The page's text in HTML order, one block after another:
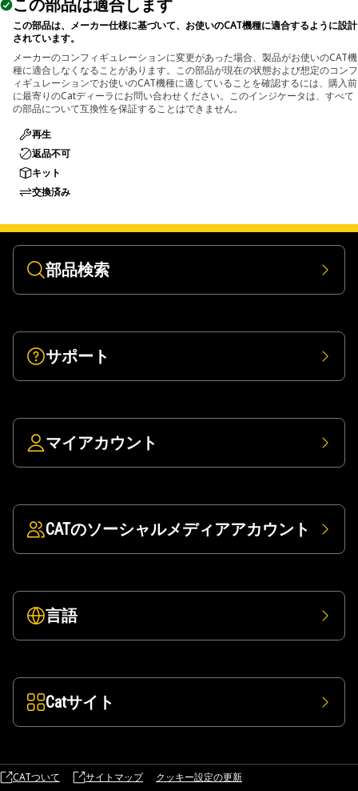
この部品は適合します
この部品は、メーカー仕様に基づいて、お使いのCAT機種に適合するように設計
されています。
メーカーのコンフィギュレーションに変更があった場合、製品がお使いのCAT機
種に適合しなくなることがあります。この部品が現在の状態および想定のコンフ
ィギュレーションでお使いのCAT機種に適していることを確認するには、購入前
に最寄りのCatディーラにお問い合わせください。このインジケータは、すべて
の部品について互換性を保証することはできません。
再生
返品不可
キット
交換済み
部品検索
サポート
マイアカウント
CATのソーシャルメディアアカウント
言語
Catサイト
CATついて サイトマップ クッキー設定の更新